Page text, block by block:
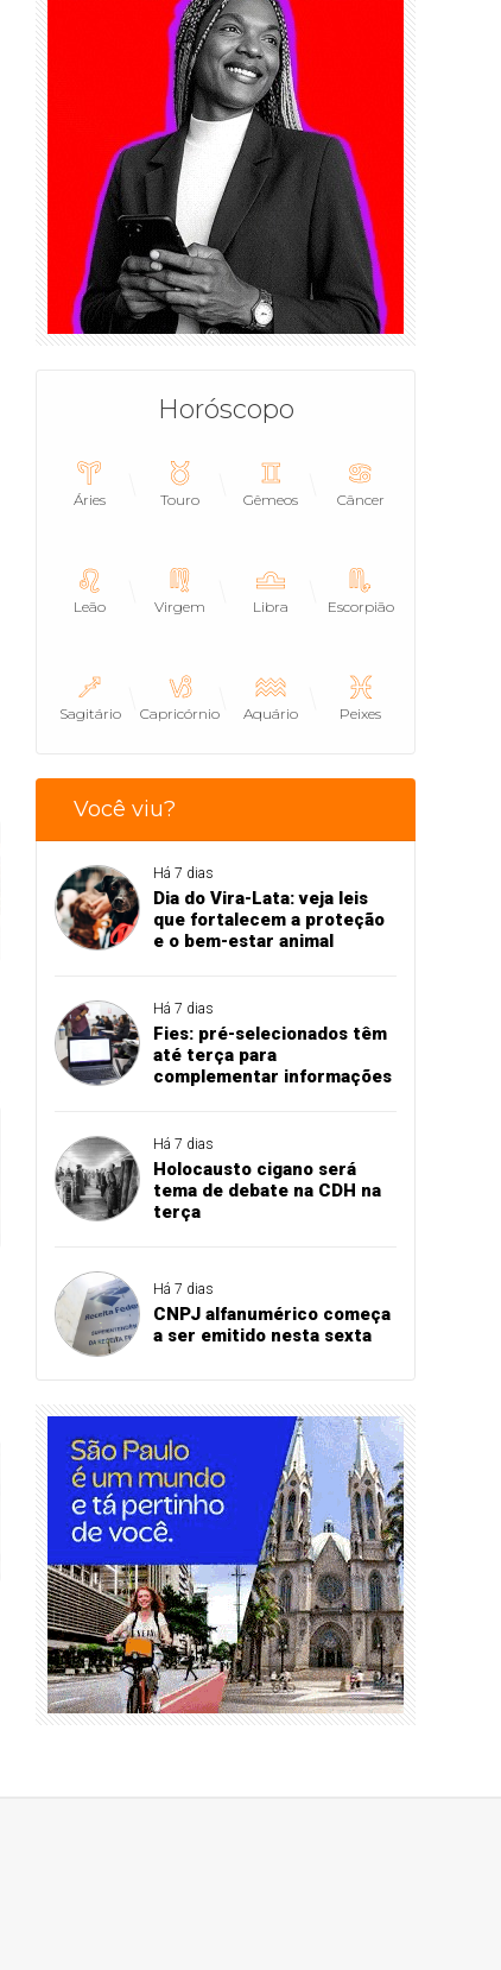
Horóscopo
Áries Touro Gêmeos Câncer
Leão Virgem Libra Escorpião
Sagitário Capricórnio Aquário Peixes
Você viu?
Há 7 dias
Dia do Vira-Lata: veja leis
que fortalecem a proteção
e o bem-estar animal
Há 7 dias
Fies: pré-selecionados têm
até terça para
complementar informações
Há 7 dias
Holocausto cigano será
tema de debate na CDH na
terça
Há 7 dias
CNPJ alfanumérico começa
a ser emitido nesta sexta